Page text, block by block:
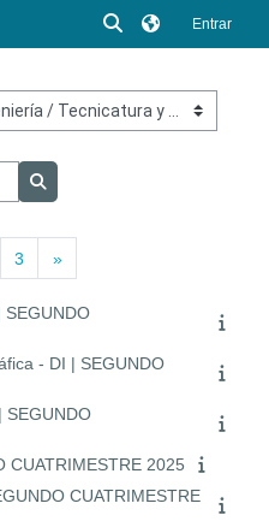
Selector de
Entrar
Buscar cursos
2
3Página 3
»Siguiente página
- DI | SEGUNDO
SEGUNDO
CUATRIMESTRE 2025
CUATRIMESTRE